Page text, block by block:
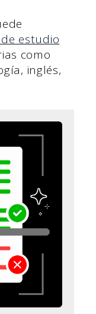
estudio
como
inglés,